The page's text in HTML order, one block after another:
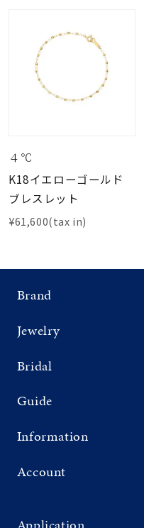
４℃
K18イエローゴールド
ブレスレット
¥61,600(tax in)
Brand
Jewelry
Bridal
Guide
Information
Account